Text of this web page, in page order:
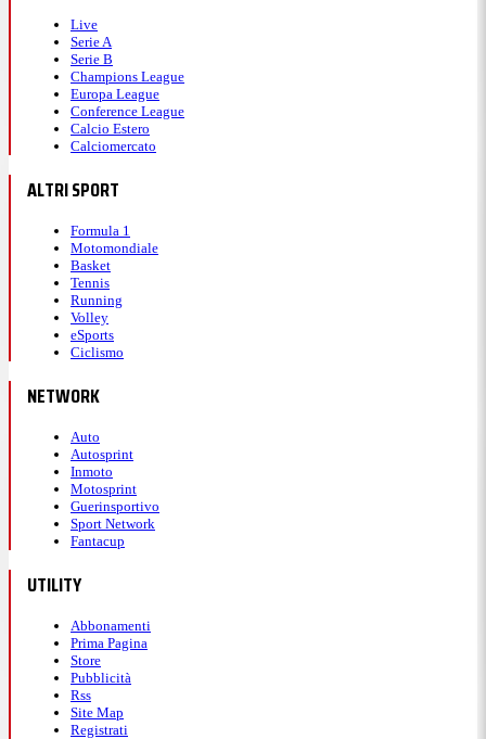
Live
Serie A
Serie B
Champions League
Europa League
Conference League
Calcio Estero
Calciomercato
ALTRI SPORT
Formula 1
Motomondiale
Basket
Tennis
Running
Volley
eSports
Ciclismo
NETWORK
Auto
Autosprint
Inmoto
Motosprint
Guerinsportivo
Sport Network
Fantacup
UTILITY
Abbonamenti
Prima Pagina
Store
Pubblicità
Rss
Site Map
Registrati